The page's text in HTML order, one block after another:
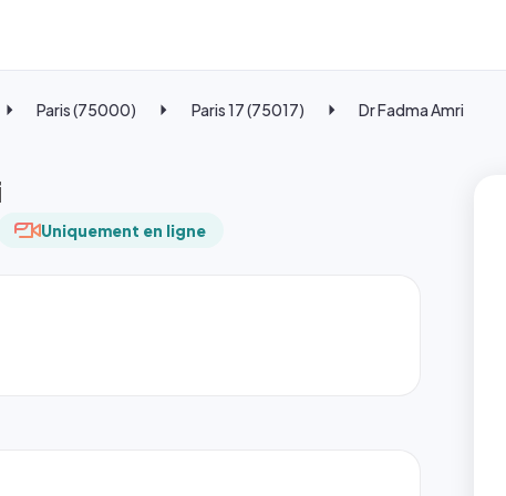
Paris (75000) Paris 17 (75017) Dr Fadma Amri
Uniquement en ligne